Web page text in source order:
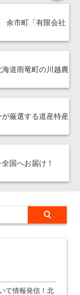
余市町「有限会社
道雨竜町の川越農
厳選する道産特産
国へお届け！
て情報発信！北